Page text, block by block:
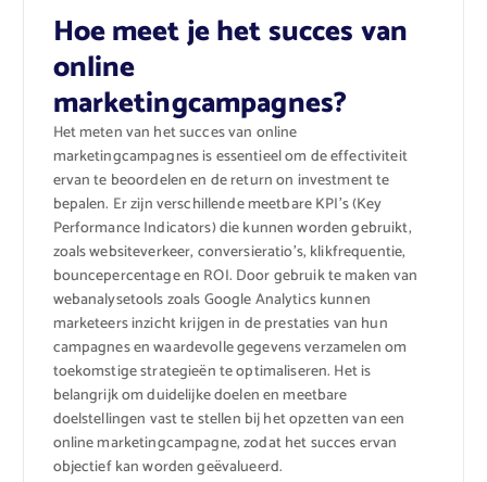
Hoe meet je het succes van
online
marketingcampagnes?
Het meten van het succes van online
marketingcampagnes is essentieel om de effectiviteit
ervan te beoordelen en de return on investment te
bepalen. Er zijn verschillende meetbare KPI’s (Key
Performance Indicators) die kunnen worden gebruikt,
zoals websiteverkeer, conversieratio’s, klikfrequentie,
bouncepercentage en ROI. Door gebruik te maken van
webanalysetools zoals Google Analytics kunnen
marketeers inzicht krijgen in de prestaties van hun
campagnes en waardevolle gegevens verzamelen om
toekomstige strategieën te optimaliseren. Het is
belangrijk om duidelijke doelen en meetbare
doelstellingen vast te stellen bij het opzetten van een
online marketingcampagne, zodat het succes ervan
objectief kan worden geëvalueerd.